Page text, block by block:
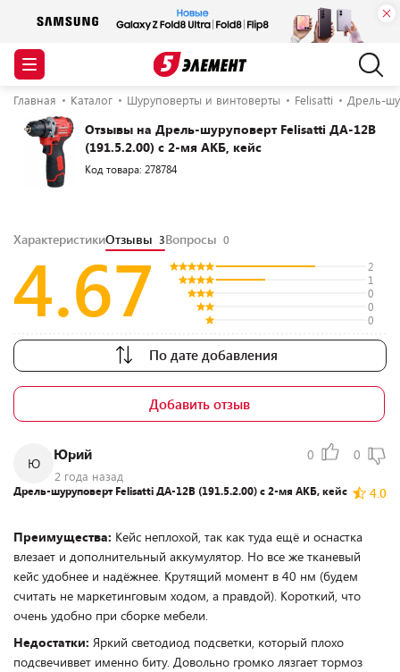
Главная Каталог Шуруповерты и винтоверты Felisatti Дрель-
Отзывы на Дрель-шуруповерт Felisatti ДА-12В
(191.5.2.00) с 2-мя АКБ, кейс
Код товара: 278784
ХарактеристикиОтзывы 3Вопросы 0
4.67
2
1
0
0
0
По дате добавления
Добавить отзыв
Ю
Юрий
2 года назад
0 0
4.0
Дрель-шуруповерт Felisatti ДА-12В (191.5.2.00) с 2-мя АКБ, кейс
Преимущества: Кейс неплохой, так как туда ещё и оснастка
влезает и дополнительный аккумулятор. Но все же тканевый
кейс удобнее и надёжнее. Крутящий момент в 40 нм (будем
считать не маркетинговым ходом, а правдой). Короткий, что
очень удобно при сборке мебели.
Недостатки: Яркий светодиод подсветки, который плохо
подсвечиввет именно биту. Довольно громко лязгает тормоз